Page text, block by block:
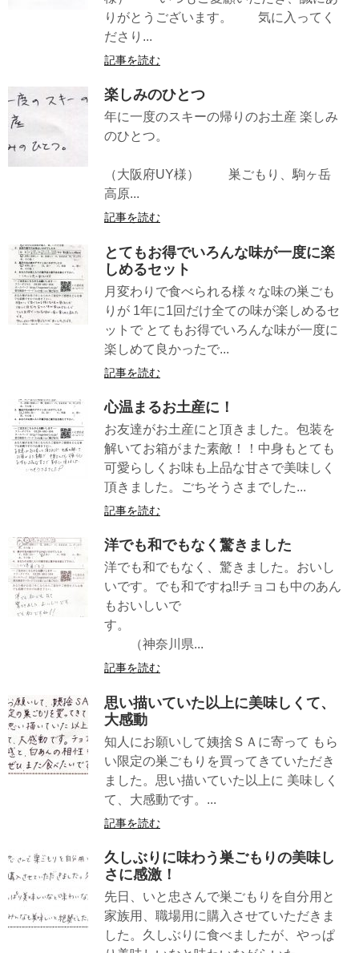
りがとうございます。 気に入ってく
ださり...
記事を読む
楽しみのひとつ
年に一度のスキーの帰りのお土産 楽しみ
のひとつ。
（大阪府UY様） 巣ごもり、駒ヶ岳
高原...
記事を読む
とてもお得でいろんな味が一度に楽
しめるセット
月変わりで食べられる様々な味の巣ごも
りが 1年に1回だけ全ての味が楽しめるセ
ットで とてもお得でいろんな味が一度に
楽しめて良かったで...
記事を読む
心温まるお土産に！
お友達がお土産にと頂きました。包装を
解いてお箱がまた素敵！！中身もとても
可愛らしくお味も上品な甘さで美味しく
頂きました。ごちそうさまでした...
記事を読む
洋でも和でもなく驚きました
洋でも和でもなく、驚きました。おいし
いです。でも和ですね!!チョコも中のあん
もおいしいで
す。
（神奈川県...
記事を読む
思い描いていた以上に美味しくて、
大感動
知人にお願いして姨捨ＳＡに寄って もら
い限定の巣ごもりを買ってきていただき
ました。思い描いていた以上に 美味しく
て、大感動です。...
記事を読む
久しぶりに味わう巣ごもりの美味し
さに感激！
先日、いと忠さんで巣ごもりを自分用と
家族用、職場用に購入させていただきま
した。久しぶりに食べましたが、やっぱ